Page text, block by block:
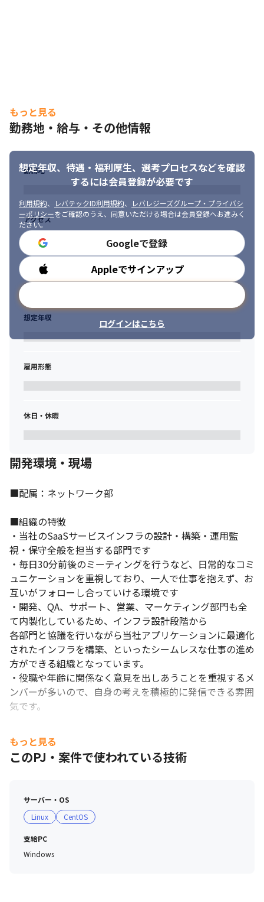
もっと見る
勤務地・給与・その他情報
想定年収、待遇・福利厚生、 選考プロセスなどを確認
するには会員登録が必要です
利用規約、 レバテックID利用規約、
レバレジーズグループ・プライバシ
ーポリシーをご確認のうえ、同意いただける場合は会員登録へお進みく
ださい。
Googleで登録
Appleでサインアップ
ログインはこちら
勤務地
アクセス
勤務時間
想定年収
雇用形態
休日・休暇
開発環境・現場
■配属：ネットワーク部
■組織の特徴
・当社のSaaSサービスインフラの設計・構築・運用監
視・保守全般を担当する部門です
・毎日30分前後のミーティングを行うなど、日常的なコミ
ュニケーションを重視しており、一人で仕事を抱えず、お
互いがフォローし合っていける環境です
・開発、QA、サポート、営業、マーケティング部門も全
て内製化しているため、インフラ設計段階から
各部門と協議を行いながら当社アプリケーションに最適化
されたインフラを構築、といったシームレスな仕事の進め
方ができる組織となっています。
・役職や年齢に関係なく意見を出しあうことを重視するメ
ンバーが多いので、自身の考えを積極的に発信できる雰囲
気です。
もっと見る
このPJ・案件で使われている技術
サーバー・OS
Linux
CentOS
支給PC
Windows